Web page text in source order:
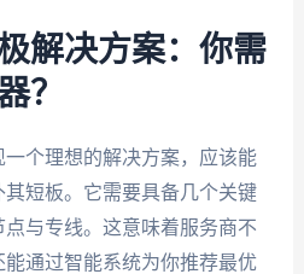
解决方案：你需
？
个理想的解决方案，应该能
短板。它需要具备几个关键
与专线。这意味着服务商不
通过智能系统为你推荐最优